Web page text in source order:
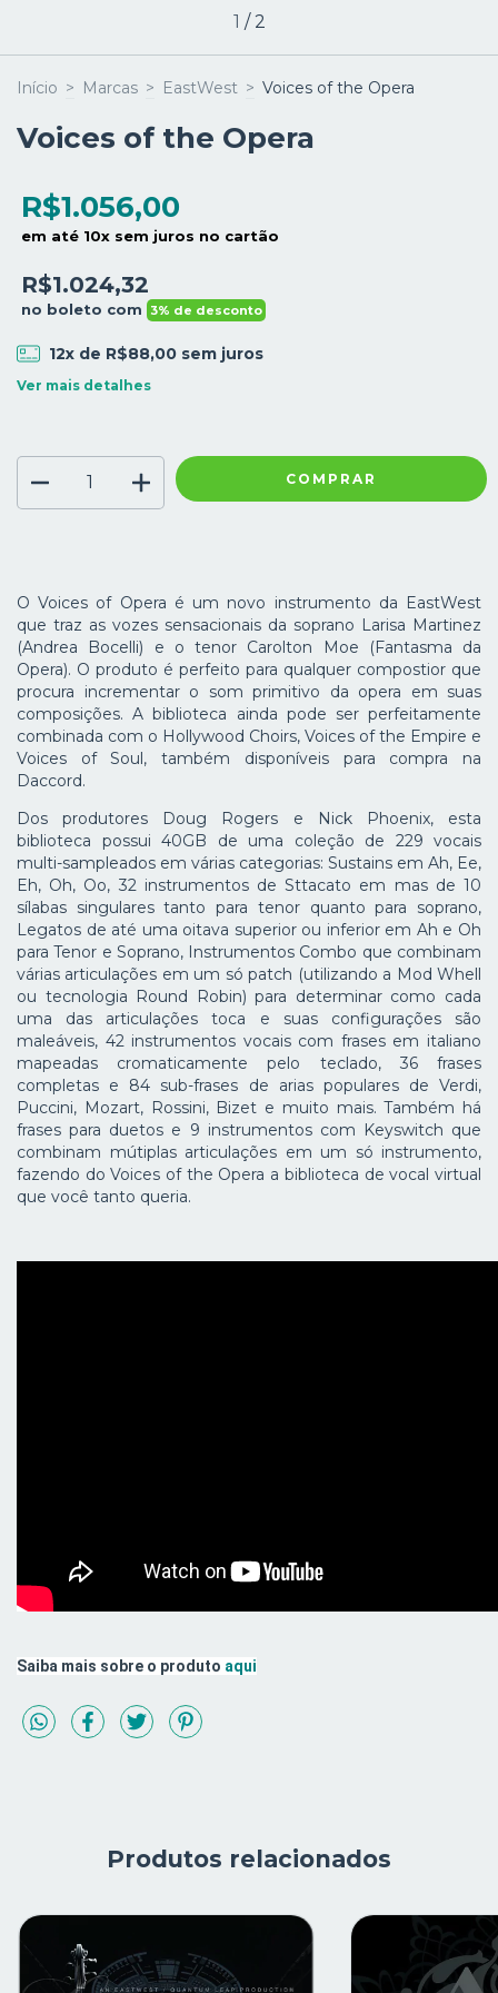
1 / 2
Início > Marcas > EastWest > Voices of the Opera
Voices of the Opera
R$1.056,00
em até 10x sem juros no cartão
R$1.024,32
no boleto com 3% de desconto
12x de R$88,00sem juros
Ver mais detalhes
COMPRAR
O Voices of Opera é um novo instrumento da EastWest
que traz as vozes sensacionais da soprano Larisa Martinez
(Andrea Bocelli) e o tenor Carolton Moe (Fantasma da
Opera). O produto é perfeito para qualquer compostior que
procura incrementar o som primitivo da opera em suas
composições. A biblioteca ainda pode ser perfeitamente
combinada com o Hollywood Choirs, Voices of the Empire e
Voices of Soul, também disponíveis para compra na
Daccord.
Dos produtores Doug Rogers e Nick Phoenix, esta
biblioteca possui 40GB de uma coleção de 229 vocais
multi-sampleados em várias categorias: Sustains em Ah, Ee,
Eh, Oh, Oo, 32 instrumentos de Sttacato em mas de 10
sílabas singulares tanto para tenor quanto para soprano,
Legatos de até uma oitava superior ou inferior em Ah e Oh
para Tenor e Soprano, Instrumentos Combo que combinam
várias articulações em um só patch (utilizando a Mod Whell
ou tecnologia Round Robin) para determinar como cada
uma das articulações toca e suas configurações são
maleáveis, 42 instrumentos vocais com frases em italiano
mapeadas cromaticamente pelo teclado, 36 frases
completas e 84 sub-frases de arias populares de Verdi,
Puccini, Mozart, Rossini, Bizet e muito mais. Também há
frases para duetos e 9 instrumentos com Keyswitch que
combinam mútiplas articulações em um só instrumento,
fazendo do Voices of the Opera a biblioteca de vocal virtual
que você tanto queria.
Saiba mais sobre o produto aqui
Produtos relacionados